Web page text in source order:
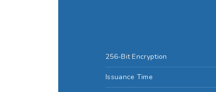
256-Bit Encryption
Issuance Time